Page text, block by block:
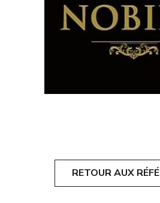
RETOUR AUX